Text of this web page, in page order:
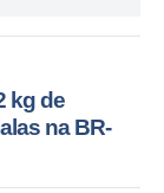
kg de
na BR-